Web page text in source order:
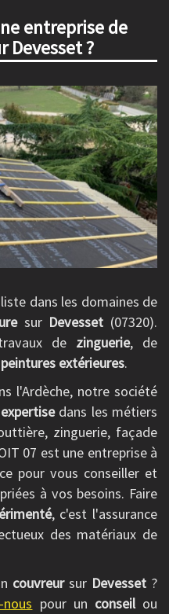
entreprise de
Devesset ?
dans les domaines de
sur Devesset (07320).
de zinguerie, de
peintures extérieures.
l'Ardèche, notre société
expertisedans les métiers
zinguerie, façade
07 est une entreprise à
pour vous conseiller et
à vos besoins. Faire
, c'est l'assurance
des matériaux de
couvreursur Devesset?
pour un conseilou